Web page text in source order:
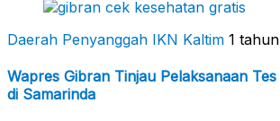
Daerah Penyanggah IKN Kaltim 1
Wapres Gibran Tinjau Pelaksanaan
di Samarinda